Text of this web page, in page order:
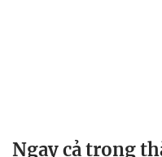
Ngay cả trong